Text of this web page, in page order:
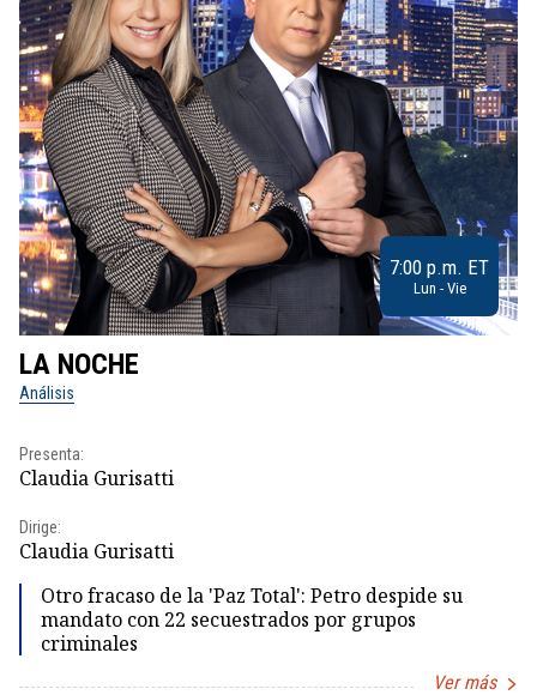
7:00 p.m. ET
Lun - Vie
LA NOCHE
Análisis
Presenta:
Claudia Gurisatti
Dirige:
Claudia Gurisatti
Otro fracaso de la 'Paz Total': Petro despide su
mandato con 22 secuestrados por grupos
criminales
Ver más